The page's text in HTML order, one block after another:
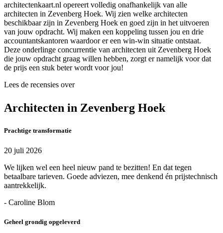
architectenkaart.nl opereert volledig onafhankelijk van alle
architecten in Zevenberg Hoek. Wij zien welke architecten
beschikbaar zijn in Zevenberg Hoek en goed zijn in het uitvoeren
van jouw opdracht. Wij maken een koppeling tussen jou en drie
accountantskantoren waardoor er een win-win situatie ontstaat.
Deze onderlinge concurrentie van architecten uit Zevenberg Hoek
die jouw opdracht graag willen hebben, zorgt er namelijk voor dat
de prijs een stuk beter wordt voor jou!
Lees de recensies over
Architecten in Zevenberg Hoek
Prachtige transformatie
20 juli 2026
We lijken wel een heel nieuw pand te bezitten! En dat tegen
betaalbare tarieven. Goede adviezen, mee denkend én prijstechnisch
aantrekkelijk.
- Caroline Blom
Geheel grondig opgeleverd